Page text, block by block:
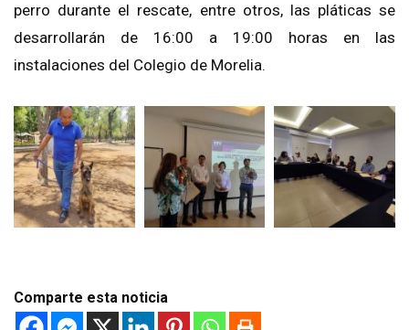
perro durante el rescate, entre otros, las pláticas se
desarrollarán de 16:00 a 19:00 horas en las
instalaciones del Colegio de Morelia.
Comparte esta noticia